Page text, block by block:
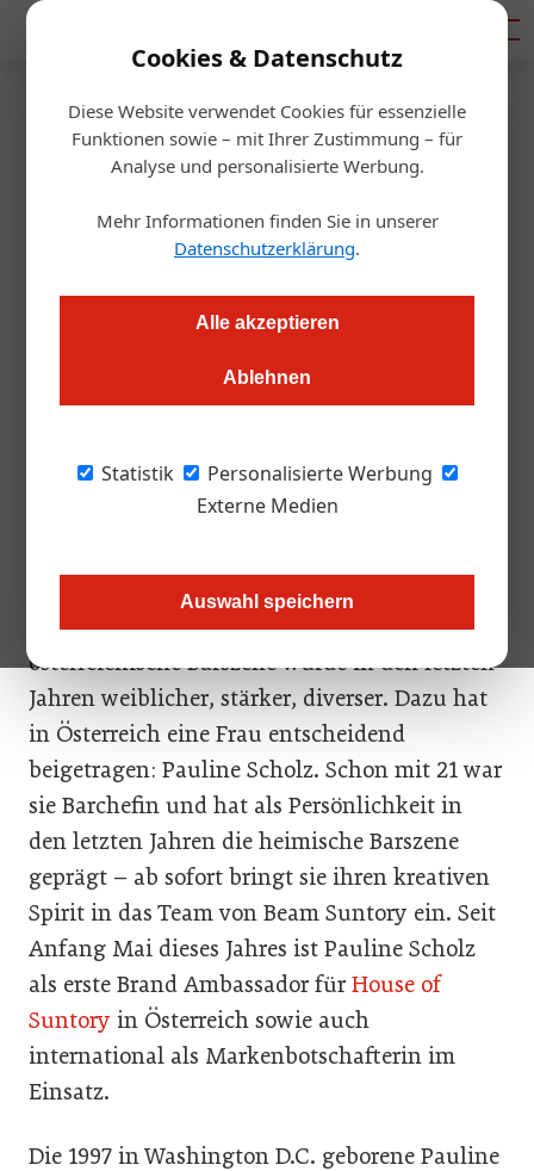
Cookies & Datenschutz
Diese Website verwendet Cookies für essenzielle
Funktionen sowie – mit Ihrer Zustimmung – für
Analyse und personalisierte Werbung.
Mehr Informationen finden Sie in unserer
Datenschutzerklärung.
Alle akzeptieren
Ablehnen
Statistik
Personalisierte Werbung
Externe Medien
Auswahl speichern
Startseite/Handel & Hersteller
House of Suntory
Pauline Scholz neue Brand
Ambassador in Österreich
Sie ist hoch dekorierte und vielfach ausgezeichnete
Pauline "Polly" Scholz hat nun die Seiten gewechselt und
wird künftig die Premium Marken des japanische
Die internationale, aber auch die
österreichische Barszene wurde in den letzten
Jahren weiblicher, stärker, diverser. Dazu hat
in Österreich eine Frau entscheidend
beigetragen: Pauline Scholz. Schon mit 21 war
sie Barchefin und hat als Persönlichkeit in
den letzten Jahren die heimische Barszene
geprägt – ab sofort bringt sie ihren kreativen
Spirit in das Team von Beam Suntory ein. Seit
Anfang Mai dieses Jahres ist Pauline Scholz
als erste Brand Ambassador für House of
Suntory in Österreich sowie auch
international als Markenbotschafterin im
Einsatz.
Die 1997 in Washington D.C. geborene Pauline